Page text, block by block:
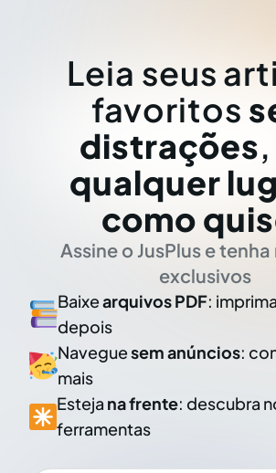
Leia seus
favoritos
distrações
qualquer
como
Assine o JusPlus e
exclusivos
Baixearquivos PDF:
depois
Naveguesem anúncios:
mais
Esteja na frente: descubra
ferramentas